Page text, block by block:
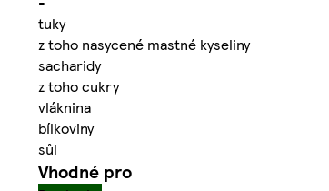
tuky
z toho nasycené mastné kyseliny
sacharidy
z toho cukry
vláknina
bílkoviny
sůl
Vhodné pro